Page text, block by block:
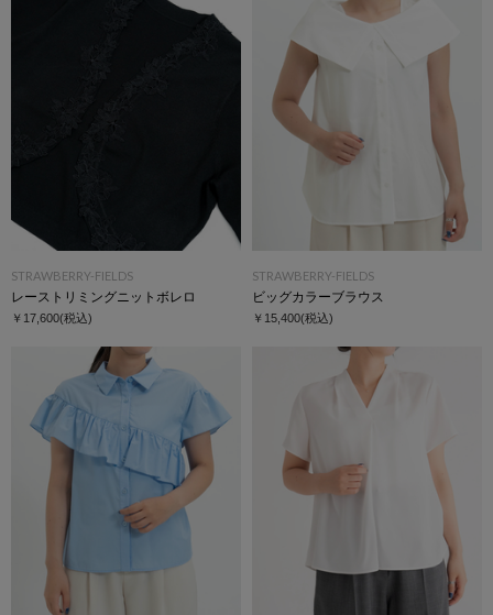
STRAWBERRY-FIELDS
レーストリミングニットボレロ
￥17,600(税込)
STRAWBERRY-FIELDS
ビッグカラーブラウス
￥15,400(税込)